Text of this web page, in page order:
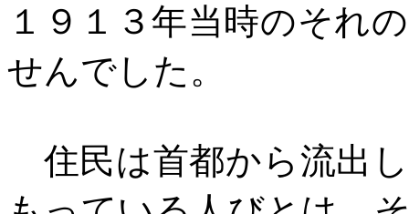
１９１３年当時のそれ
せんでした。
住民は首都から流出